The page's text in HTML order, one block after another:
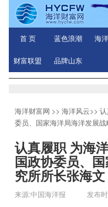
首 页 蓝色浪潮 海
财富联盟 品牌山东
海洋财富网 >> 海洋风云>>
委员、国家海洋局海洋发展
认真履职 为海
国政协委员、
究所所长张海文
来源:中国海洋报 发布时